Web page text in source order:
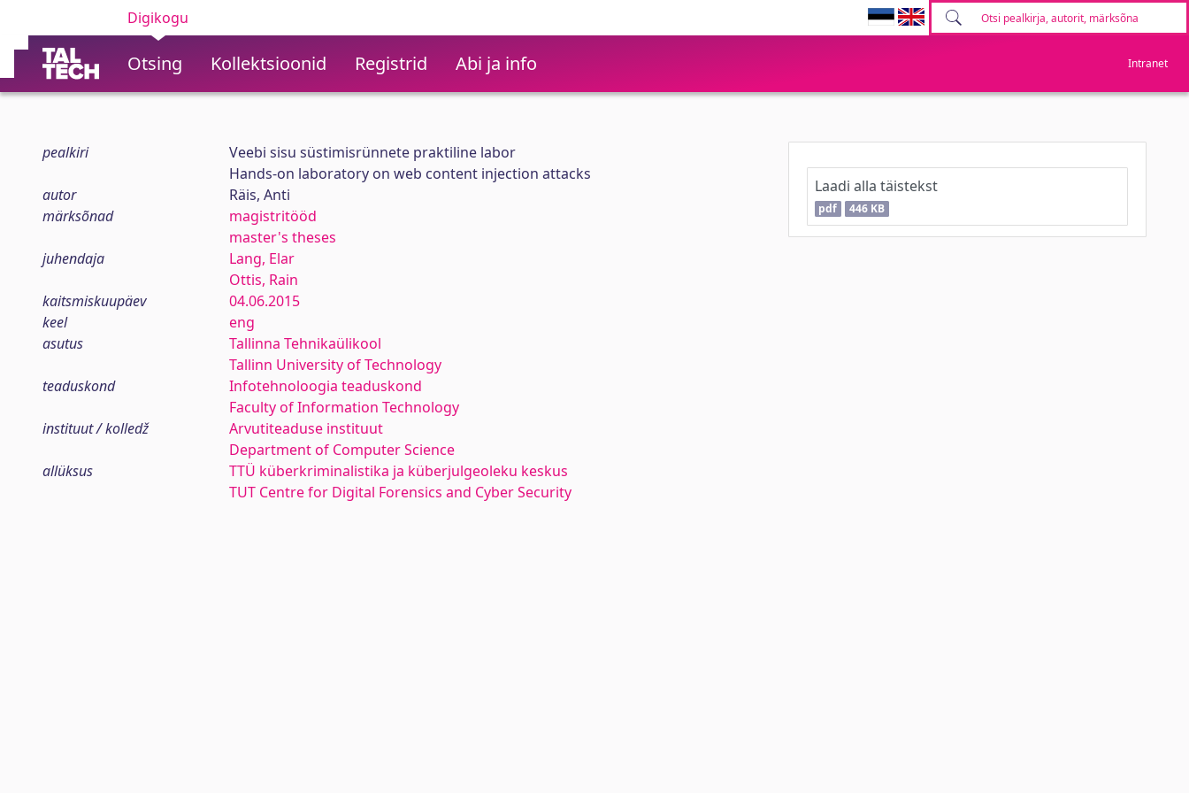
Digikogu
Otsing Kollektsioonid Registrid Abi ja info Intranet
pealkiri
Veebi sisu süstimisrünnete praktiline labor
Hands-on laboratory on web content injection attacks
autor
Räis, Anti
märksõnad
magistritööd
master's theses
juhendaja
Lang, Elar
Ottis, Rain
kaitsmiskuupäev
04.06.2015
keel
eng
asutus
Tallinna Tehnikaülikool
Tallinn University of Technology
teaduskond
Infotehnoloogia teaduskond
Faculty of Information Technology
instituut / kolledž
Arvutiteaduse instituut
Department of Computer Science
allüksus
TTÜ küberkriminalistika ja küberjulgeoleku keskus
TUT Centre for Digital Forensics and Cyber Security
Laadi alla täistekst
pdf 446 KB